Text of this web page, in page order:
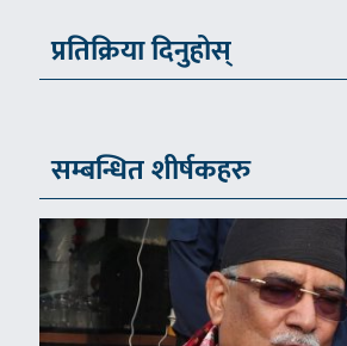
प्रतिक्रिया दिनुहोस्
सम्बन्धित शीर्षकहरु